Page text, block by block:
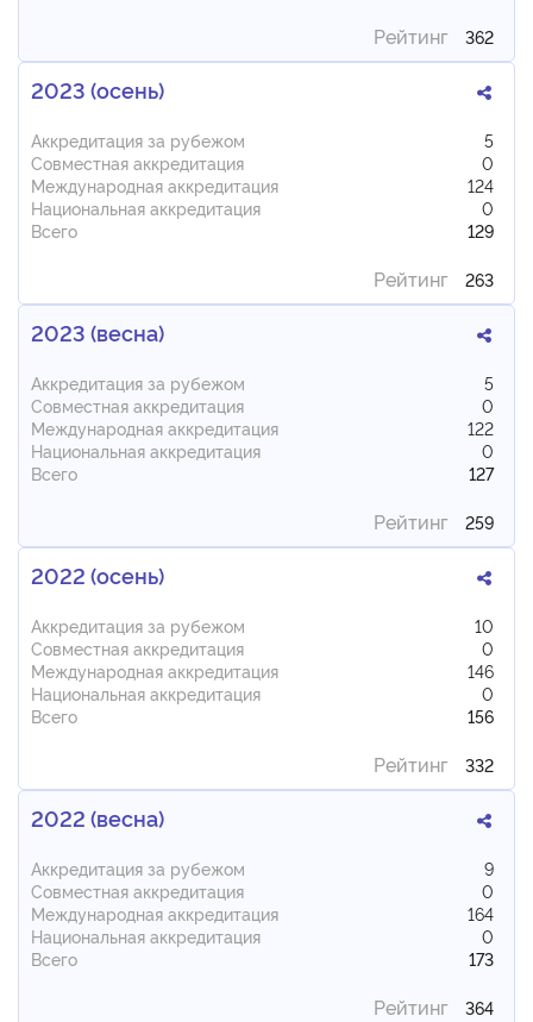
Рейтинг 362
2023 (осень)
Аккредитация за рубежом
5
Совместная аккредитация
0
Международная аккредитация
124
Национальная аккредитация
0
Всего
129
Рейтинг 263
2023 (весна)
Аккредитация за рубежом
5
Совместная аккредитация
0
Международная аккредитация
122
Национальная аккредитация
0
Всего
127
Рейтинг 259
2022 (осень)
Аккредитация за рубежом
10
Совместная аккредитация
0
Международная аккредитация
146
Национальная аккредитация
0
Всего
156
Рейтинг 332
2022 (весна)
Аккредитация за рубежом
9
Совместная аккредитация
0
Международная аккредитация
164
Национальная аккредитация
0
Всего
173
Рейтинг 364